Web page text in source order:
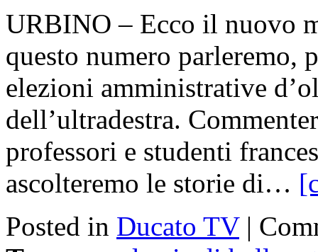
URBINO – Ecco il nuovo
questo numero parleremo,
elezioni amministrative
dell’ultradestra.
professori e studenti
ascolteremo le storie di…
Posted in Ducato TV|